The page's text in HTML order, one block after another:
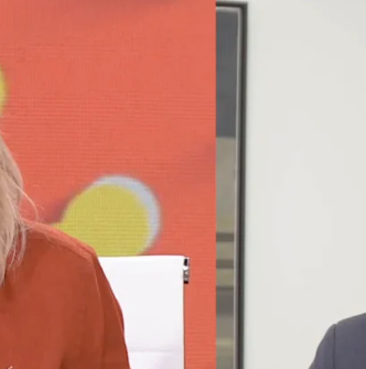
la Flotilla ha sido interceptada